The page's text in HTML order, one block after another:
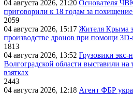
04 августа 2026, 21:20 Основателя
приговорили к 18 годам за
2059
04 августа 2026, 15:17 Жителя Крыма
производстве дронов при помощи
1813
04 августа 2026, 13:52 Грузовики экс-
Волгоградской области выставили на
взятках
2443
04 августа 2026, 12:18 Агент ФБР